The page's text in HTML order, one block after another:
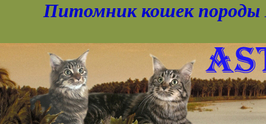
Питомник кошек породы